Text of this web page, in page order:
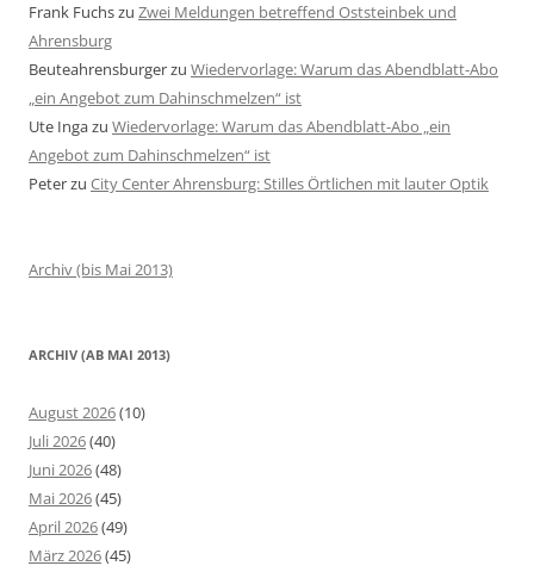
Frank Fuchszu Zwei Meldungen betreffend Oststeinbek und
Ahrensburg
Beuteahrensburgerzu Wiedervorlage: Warum das Abendblatt-Abo
„ein Angebot zum Dahinschmelzen“ ist
Ute Ingazu Wiedervorlage: Warum das Abendblatt-Abo „ein
Angebot zum Dahinschmelzen“ ist
Peterzu City Center Ahrensburg: Stilles Örtlichen mit lauter Optik
Archiv (bis Mai 2013)
ARCHIV (AB MAI 2013)
August 2026(10)
Juli 2026(40)
Juni 2026(48)
Mai 2026(45)
April 2026(49)
März 2026(45)